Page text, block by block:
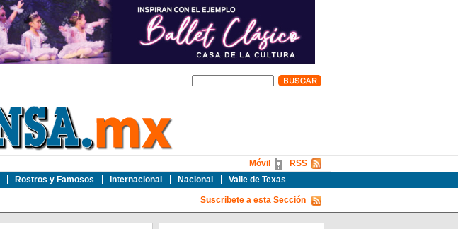
Rostros y Famosos Internacional Nacional Valle de Texas
RSS
Móvil
Suscribete a esta Sección